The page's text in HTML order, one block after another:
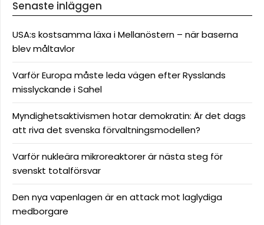
Senaste inläggen
USA:s kostsamma läxa i Mellanöstern – när baserna
blev måltavlor
Varför Europa måste leda vägen efter Rysslands
misslyckande i Sahel
Myndighetsaktivismen hotar demokratin: Är det dags
att riva det svenska förvaltningsmodellen?
Varför nukleära mikroreaktorer är nästa steg för
svenskt totalförsvar
Den nya vapenlagen är en attack mot laglydiga
medborgare